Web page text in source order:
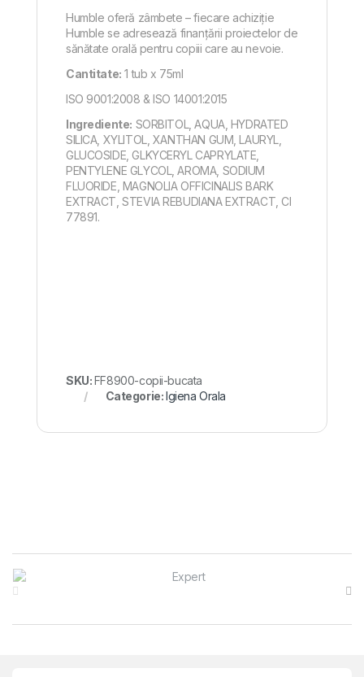
Humble oferă zâmbete – fiecare achiziție
Humble se adresează finanțării proiectelor de
sănătate orală pentru copiii care au nevoie.
Cantitate: 1 tub x 75ml
ISO 9001:2008 & ISO 14001:2015
Ingrediente: SORBITOL, AQUA, HYDRATED
SILICA, XYLITOL, XANTHAN GUM, LAURYL,
GLUCOSIDE, GLKYCERYL CAPRYLATE,
PENTYLENE GLYCOL, AROMA, SODIUM
FLUORIDE, MAGNOLIA OFFICINALIS BARK
EXTRACT, STEVIA REBUDIANA EXTRACT, CI
77891.
SKU:FF8900-copii-bucata
Categorie:Igiena Orala
Brands Carousel